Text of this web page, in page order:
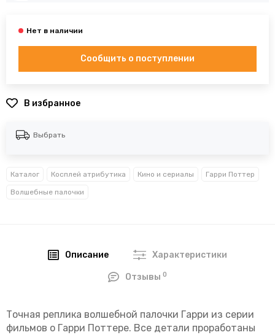
Сообщить о поступлении
В избранное
Выбрать
Каталог Косплей атрибутика Кино и сериалы Гарри Поттер
Волшебные палочки
Описание Характеристики
Отзывы0
Точная реплика волшебной палочки Гарри из серии
фильмов о Гарри Поттере. Все детали проработаны